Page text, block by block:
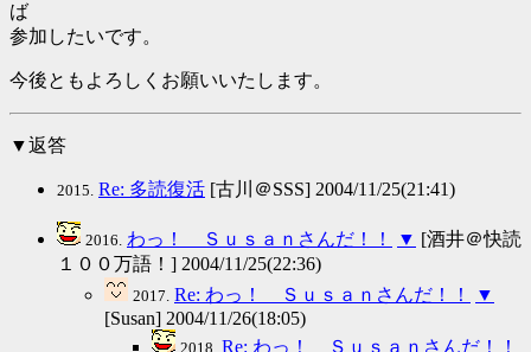
ば
参加したいです。
今後ともよろしくお願いいたします。
▼返答
2015. Re: 多読復活 [古川＠SSS] 2004/11/25(21:41)
2016. わっ！ Ｓｕｓａｎさんだ！！ ▼ [酒井＠快読
１００万語！] 2004/11/25(22:36)
2017. Re: わっ！ Ｓｕｓａｎさんだ！！
▼
[Susan] 2004/11/26(18:05)
2018. Re: わっ！ Ｓｕｓａｎさんだ！！